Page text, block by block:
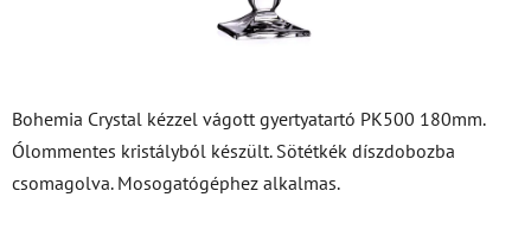
Bohemia Crystal kézzel vágott gyertyatartó PK500 180mm.
Ólommentes kristályból készült. Sötétkék díszdobozba
csomagolva. Mosogatógéphez alkalmas.